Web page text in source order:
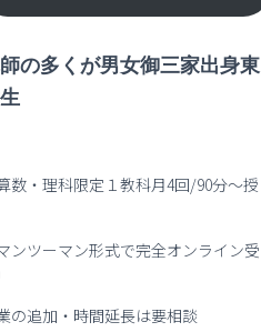
の多くが男女御三家出身東
数・理科限定１教科月4回/90分～授
マンツーマン形式で完全オンライン受
の追加・時間延長は要相談